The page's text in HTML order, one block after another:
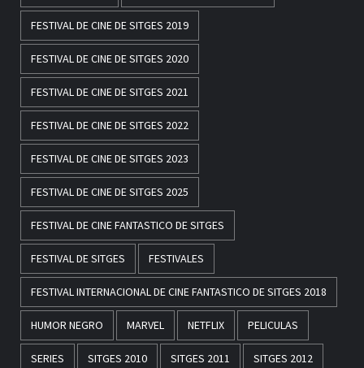
FESTIVAL DE CINE DE SITGES 2019
FESTIVAL DE CINE DE SITGES 2020
FESTIVAL DE CINE DE SITGES 2021
FESTIVAL DE CINE DE SITGES 2022
FESTIVAL DE CINE DE SITGES 2023
FESTIVAL DE CINE DE SITGES 2025
FESTIVAL DE CINE FANTASTICO DE SITGES
FESTIVAL DE SITGES FESTIVALES
FESTIVAL INTERNACIONAL DE CINE FANTASTICO DE SITGES 2018
HUMOR NEGRO MARVEL NETFLIX PELICULAS
SERIES SITGES 2010 SITGES 2011 SITGES 2012